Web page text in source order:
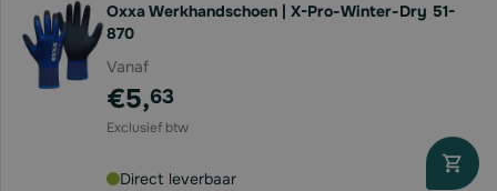
Oxxa Werkhandschoen | X-Pro-Winter-Dry 51-
870
Vanaf
€5,63
Direct leverbaar